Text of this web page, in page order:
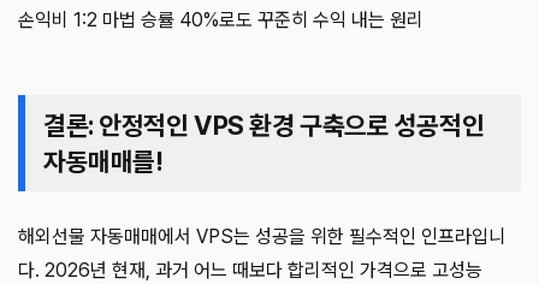
손익비 1:2 마법 승률 40%로도 꾸준히 수익 내는 원리
결론: 안정적인 VPS 환경 구축으로 성공적인
자동매매를!
해외선물 자동매매에서 VPS는 성공을 위한 필수적인 인프라입니
다. 2026년 현재, 과거 어느 때보다 합리적인 가격으로 고성능